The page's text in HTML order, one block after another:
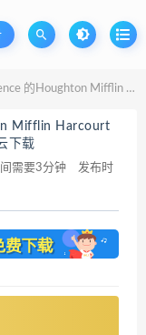
Group 分级阅读G1-G5 PDF+mp3 百度云下载
Mifflin Harcourt
下载
需要3分钟
发布时